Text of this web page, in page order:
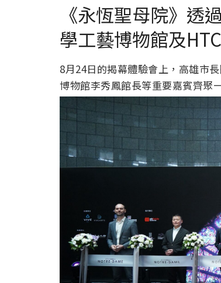
《永恆聖母院》透
學工藝博物館及
8月24日的揭幕體驗會上，高雄市
博物館李秀鳳館長等重要嘉賓齊聚